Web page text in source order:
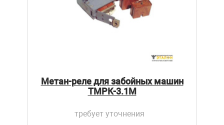
Метан-реле для забойных машин
ТМРК-3.1М
требует уточнения